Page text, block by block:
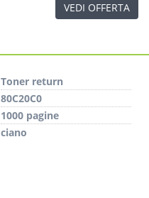
VEDI OFFERTA
Toner return
80C20C0
1000 pagine
ciano